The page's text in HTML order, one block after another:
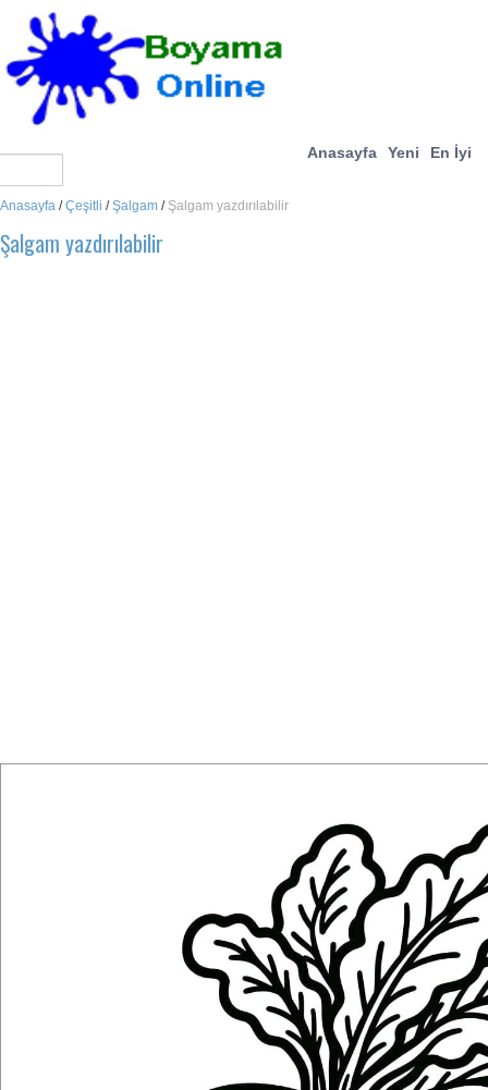
Anasayfa Yeni En İyi
Anasayfa /Çeşitli /Şalgam / Şalgam yazdırılabilir
Şalgam yazdırılabilir